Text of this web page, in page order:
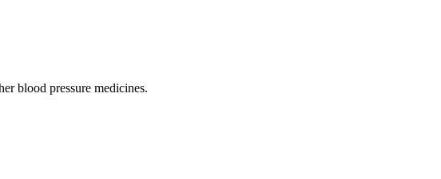
blood pressure medicines.